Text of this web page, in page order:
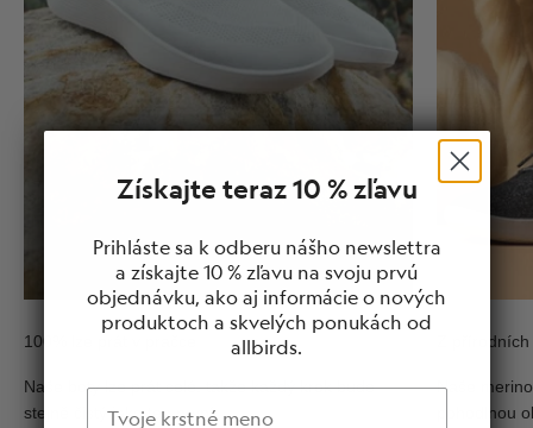
100% lze prát v pračce
Naše boty lze prát celé, takže každý krok bude
stejně čistý jako ten první.
Z
Naše
pohodlnou
Získajte teraz 10 % zľavu
Prihláste sa k odberu nášho newslettra
a získajte 10 % zľavu na svoju prvú
objednávku, ako aj informácie o nových
produktoch a skvelých ponukách od
allbirds.